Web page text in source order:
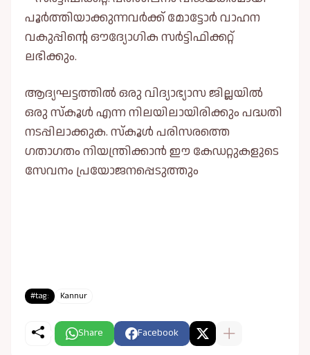
പൂർത്തിയാക്കുന്നവർക്ക് മോട്ടോർ വാഹന
വകുപ്പിന്റെ ഔദ്യോഗിക സർട്ടിഫിക്കറ്റ്
ലഭിക്കും.
ആദ്യഘട്ടത്തിൽ ഒരു വിദ്യാഭ്യാസ ജില്ലയിൽ
ഒരു സ്കൂൾ എന്ന നിലയിലായിരിക്കും പദ്ധതി
നടപ്പിലാക്കുക. സ്കൂൾ പരിസരത്തെ
ഗതാഗതം നിയന്ത്രിക്കാൻ ഈ കേഡറ്റുകളുടെ
സേവനം പ്രയോജനപ്പെടുത്തും
#tag: Kannur
Share Facebook